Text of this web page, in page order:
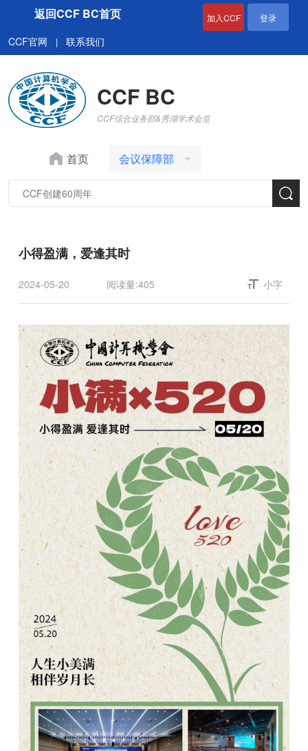
返回CCF BC首页 加入CCF 登录
CCF官网 | 联系我们
CCF BC
CCF综合业务部&秀湖学术会堂
首页 会议保障部
小得盈满，爱逢其时
2024-05-20 阅读量:405 小字